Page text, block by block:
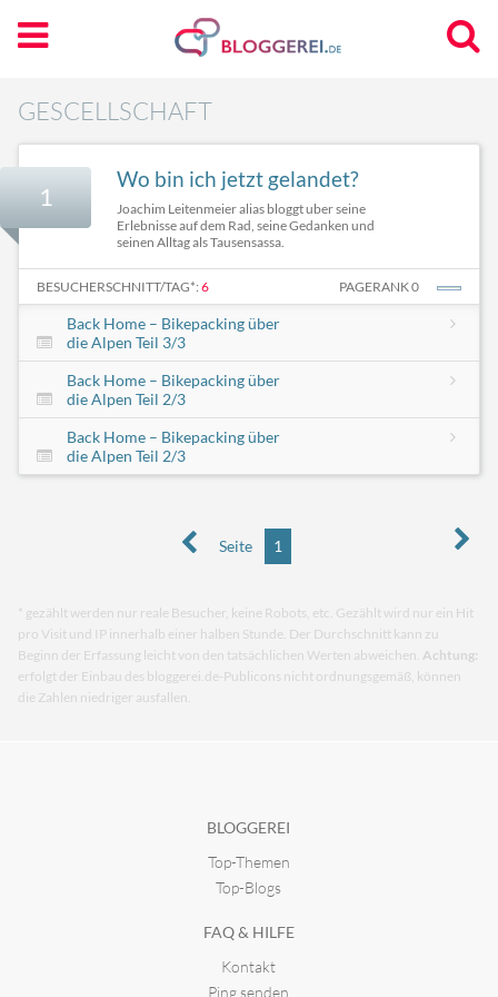
GESCELLSCHAFT
1
Wo bin ich jetzt gelandet?
Joachim Leitenmeier alias bloggt uber seine
Erlebnisse auf dem Rad, seine Gedanken und
seinen Alltag als Tausensassa.
BESUCHERSCHNITT/TAG*: 6 PAGERANK 0
Back Home – Bikepacking über
die Alpen Teil 3/3
Back Home – Bikepacking über
die Alpen Teil 2/3
Back Home – Bikepacking über
die Alpen Teil 2/3
Seite 1
* gezählt werden nur reale Besucher, keine Robots, etc. Gezählt wird nur ein Hit
pro Visit und IP innerhalb einer halben Stunde. Der Durchschnitt kann zu
Beginn der Erfassung leicht von den tatsächlichen Werten abweichen. Achtung:
erfolgt der Einbau des bloggerei.de-Publicons nicht ordnungsgemäß, können
die Zahlen niedriger ausfallen.
BLOGGEREI
Top-Themen
Top-Blogs
FAQ & HILFE
Kontakt
Ping senden